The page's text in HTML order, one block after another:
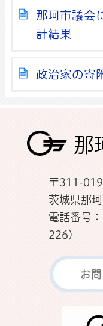
那珂市議会
計結果
政治家の寄
那
〒311-
茨城県那
電話番号
226)
お